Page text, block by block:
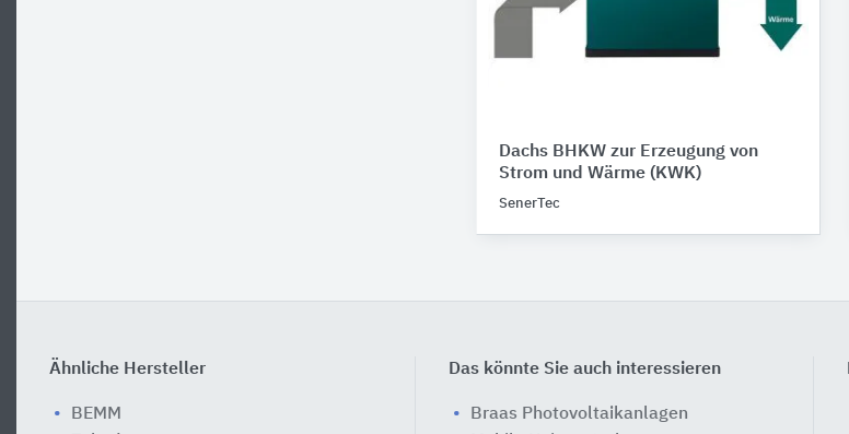
Dachs BHKW zur Erzeugung von
Strom und Wärme (KWK)
SenerTec
Ähnliche Hersteller
BEMM
Das könnte Sie auch interessieren
Braas Photovoltaikanlagen